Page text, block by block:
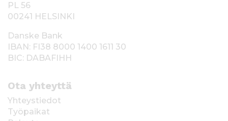
PL 56
00241 HELSINKI
Danske Bank
IBAN: FI38 8000 1400 1611 30
BIC: DABAFIHH
Ota yhteyttä
Yhteystiedot
Työpaikat